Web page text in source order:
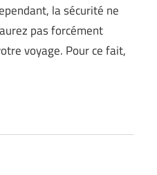
la sécurité ne
pas forcément
voyage. Pour ce fait,